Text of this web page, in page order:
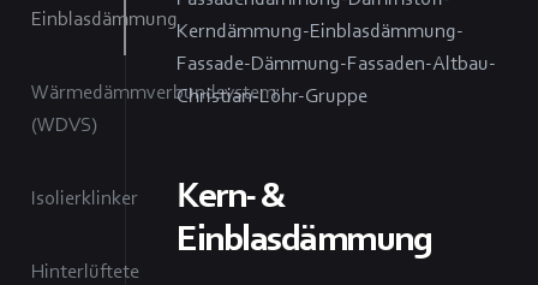
Einblasdämmung
Wärmedämmverbundsystem
(WDVS)
Isolierklinker
Hinterlüftete
Kern- &
Einblasdämmung